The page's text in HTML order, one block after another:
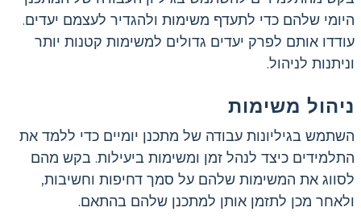
היומי שלהם כדי לתעדף משימות ולהגדיר לעצמם יעדים.
עודדו אותם לפרק יעדים גדולים למשימות קטנות יותר
וניתנות לניהול.
ניהול משימות
השתמש בגיליונות עבודה של מתכנן יומיים כדי ללמד את
התלמידים כיצד לנהל זמן ומשימות ביעילות. בקש מהם
לסווג את המשימות שלהם על סמך דחיפות וחשיבות,
ולאחר מכן לתזמן אותן למתכנן שלהם בהתאם.